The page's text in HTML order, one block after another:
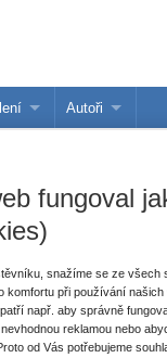
Libra a Praetor
Autoři
PublishOne
Akce
fungoval
snažíme se ze všech
komfortu při používání
např. aby správně
reklamou nebo
od Vás potřebujeme